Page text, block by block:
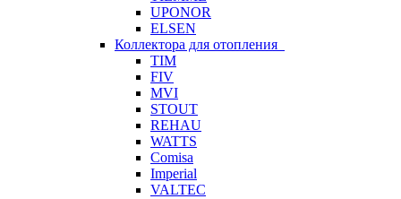
UPONOR
ELSEN
Коллектора для отопления
TIM
FIV
MVI
STOUT
REHAU
WATTS
Comisa
Imperial
VALTEC